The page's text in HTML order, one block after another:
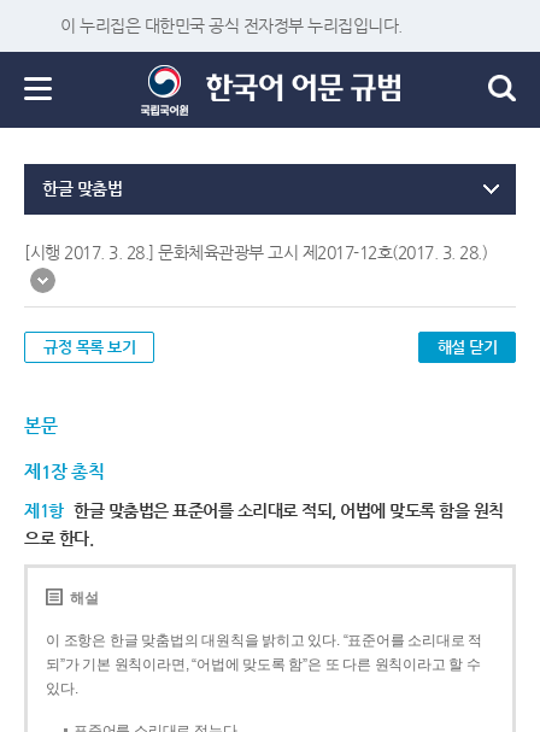
이 누리집은 대한민국 공식 전자정부 누리집입니다.
한글 맞춤법
[시행 2017. 3. 28.] 문화체육관광부 고시 제2017-12호(2017. 3. 28.)
규정 목록 보기 해설 닫기
본문
제1장 총칙
제1항 한글 맞춤법은 표준어를 소리대로 적되, 어법에 맞도록 함을 원칙
으로 한다.
해설
이 조항은 한글 맞춤법의 대원칙을 밝히고 있다. “표준어를 소리대로 적
되”가 기본 원칙이라면, “어법에 맞도록 함”은 또 다른 원칙이라고 할 수
있다.